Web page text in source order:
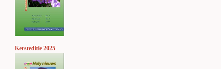
Kersteditie 2025